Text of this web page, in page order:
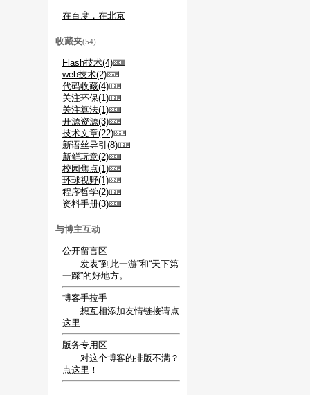
在百度，在北京
收藏夹(54)
Flash技术(4)
web技术(2)
代码收藏(4)
关注环保(1)
关注算法(1)
开源资源(3)
技术文章(22)
新语丝导引(8)
新鲜玩意(2)
校园焦点(1)
环球视野(1)
程序哲学(2)
资料手册(3)
与博主互动
公开留言区
发表“到此一游”和“天下第
一踩”的好地方。
博客手拉手
想互相添加友情链接请点
这里
版务专用区
对这个博客的排版不满？
点这里！